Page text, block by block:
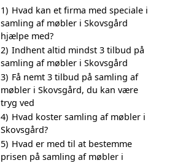
1) Hvad kan et firma med speciale i
samling af møbler i Skovsgård
hjælpe med?
2) Indhent altid mindst 3 tilbud på
samling af møbler i Skovsgård
3) Få nemt 3 tilbud på samling af
møbler i Skovsgård, du kan være
tryg ved
4) Hvad koster samling af møbler i
Skovsgård?
5) Hvad er med til at bestemme
prisen på samling af møbler i